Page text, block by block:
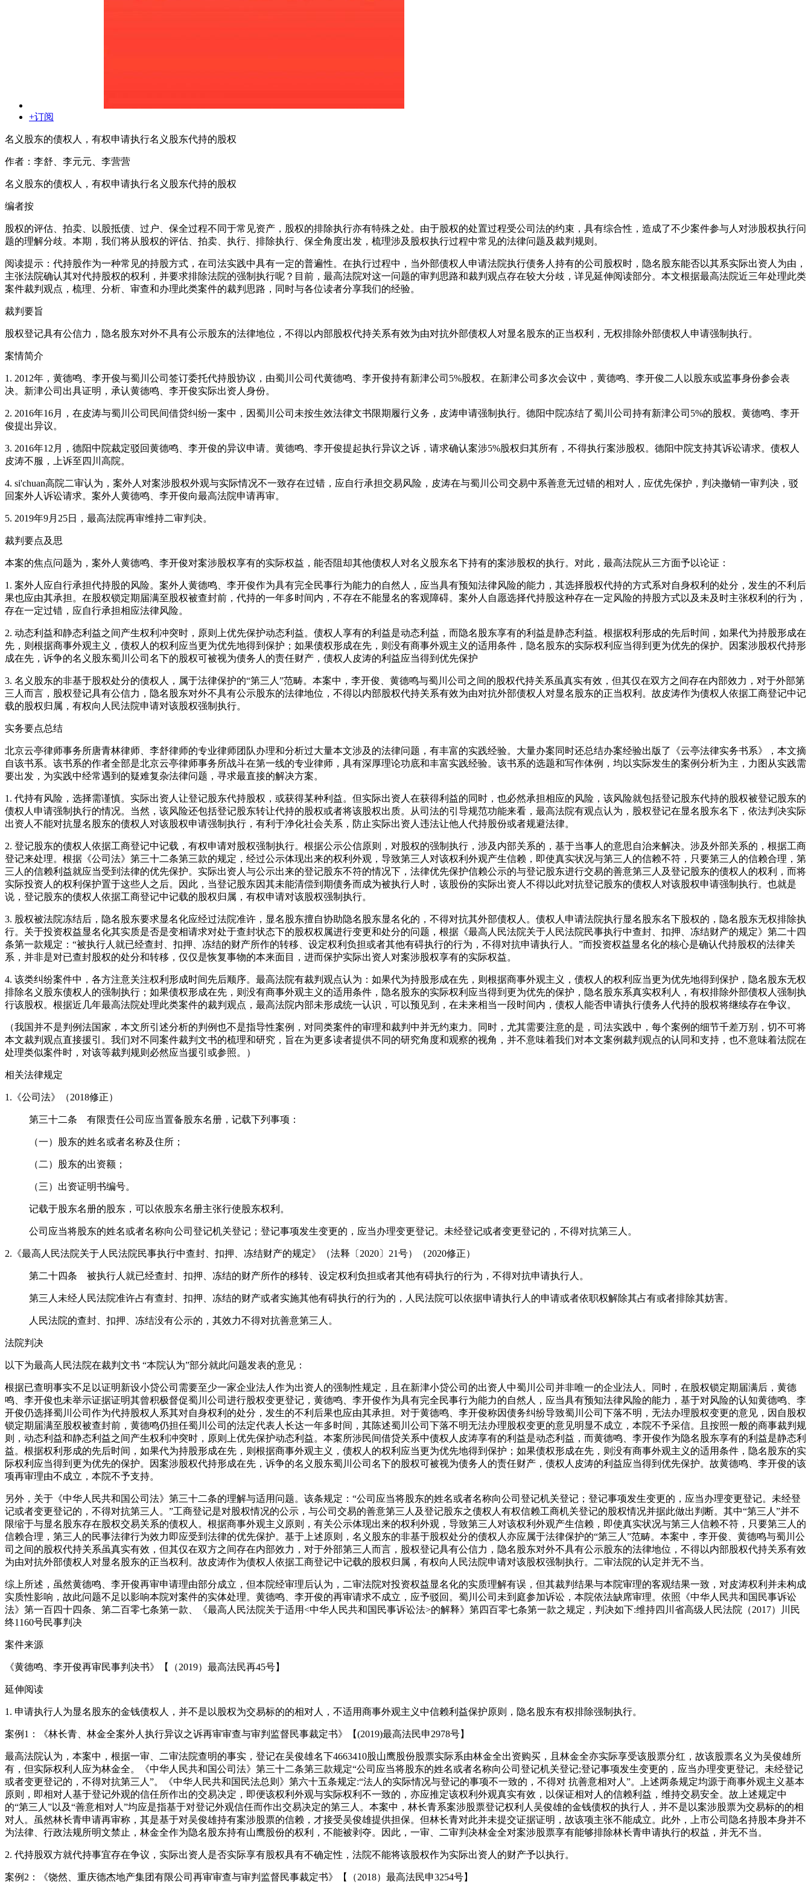
+订阅
名义股东的债权人，有权申请执行名义股东代持的股权
作者：李舒、李元元、李营营
名义股东的债权人，有权申请执行名义股东代持的股权
编者按
股权的评估、拍卖、以股抵债、过户、保全过程不同于常见资产，股权的排除执行亦有特殊之处。由于股权的处置过程受公司法的约束，具有综合性，造成了不少案件参与人对涉股权执行问
题的理解分歧。本期，我们将从股权的评估、拍卖、执行、排除执行、保全角度出发，梳理涉及股权执行过程中常见的法律问题及裁判规则。
阅读提示：代持股作为一种常见的持股方式，在司法实践中具有一定的普遍性。在执行过程中，当外部债权人申请法院执行债务人持有的公司股权时，隐名股东能否以其系实际出资人为由，
主张法院确认其对代持股权的权利，并要求排除法院的强制执行呢？目前，最高法院对这一问题的审判思路和裁判观点存在较大分歧，详见延伸阅读部分。本文根据最高法院近三年处理此类
案件裁判观点，梳理、分析、审查和办理此类案件的裁判思路，同时与各位读者分享我们的经验。
裁判要旨
股权登记具有公信力，隐名股东对外不具有公示股东的法律地位，不得以内部股权代持关系有效为由对抗外部债权人对显名股东的正当权利，无权排除外部债权人申请强制执行。
案情简介
1. 2012年，黄德鸣、李开俊与蜀川公司签订委托代持股协议，由蜀川公司代黄德鸣、李开俊持有新津公司5%股权。在新津公司多次会议中，黄德鸣、李开俊二人以股东或监事身份参会表
决。新津公司出具证明，承认黄德鸣、李开俊实际出资人身份。
2. 2016年16月，在皮涛与蜀川公司民间借贷纠纷一案中，因蜀川公司未按生效法律文书限期履行义务，皮涛申请强制执行。德阳中院冻结了蜀川公司持有新津公司5%的股权。黄德鸣、李开
俊提出异议。
3. 2016年12月，德阳中院裁定驳回黄德鸣、李开俊的异议申请。黄德鸣、李开俊提起执行异议之诉，请求确认案涉5%股权归其所有，不得执行案涉股权。德阳中院支持其诉讼请求。债权人
皮涛不服，上诉至四川高院。
4. si'chuan高院二审认为，案外人对案涉股权外观与实际情况不一致存在过错，应自行承担交易风险，皮涛在与蜀川公司交易中系善意无过错的相对人，应优先保护，判决撤销一审判决，驳
回案外人诉讼请求。案外人黄德鸣、李开俊向最高法院申请再审。
5. 2019年9月25日，最高法院再审维持二审判决。
裁判要点及思
本案的焦点问题为，案外人黄德鸣、李开俊对案涉股权享有的实际权益，能否阻却其他债权人对名义股东名下持有的案涉股权的执行。对此，最高法院从三方面予以论证：
1. 案外人应自行承担代持股的风险。案外人黄德鸣、李开俊作为具有完全民事行为能力的自然人，应当具有预知法律风险的能力，其选择股权代持的方式系对自身权利的处分，发生的不利后
果也应由其承担。在股权锁定期届满至股权被查封前，代持的一年多时间内，不存在不能显名的客观障碍。案外人自愿选择代持股这种存在一定风险的持股方式以及未及时主张权利的行为，
存在一定过错，应自行承担相应法律风险。
2. 动态利益和静态利益之间产生权利冲突时，原则上优先保护动态利益。债权人享有的利益是动态利益，而隐名股东享有的利益是静态利益。根据权利形成的先后时间，如果代为持股形成在
先，则根据商事外观主义，债权人的权利应当更为优先地得到保护；如果债权形成在先，则没有商事外观主义的适用条件，隐名股东的实际权利应当得到更为优先的保护。因案涉股权代持形
成在先，诉争的名义股东蜀川公司名下的股权可被视为债务人的责任财产，债权人皮涛的利益应当得到优先保护
3. 名义股东的非基于股权处分的债权人，属于法律保护的“第三人”范畴。本案中，李开俊、黄德鸣与蜀川公司之间的股权代持关系虽真实有效，但其仅在双方之间存在内部效力，对于外部第
三人而言，股权登记具有公信力，隐名股东对外不具有公示股东的法律地位，不得以内部股权代持关系有效为由对抗外部债权人对显名股东的正当权利。故皮涛作为债权人依据工商登记中记
载的股权归属，有权向人民法院申请对该股权强制执行。
实务要点总结
北京云亭律师事务所唐青林律师、李舒律师的专业律师团队办理和分析过大量本文涉及的法律问题，有丰富的实践经验。大量办案同时还总结办案经验出版了《云亭法律实务书系》，本文摘
自该书系。该书系的作者全部是北京云亭律师事务所战斗在第一线的专业律师，具有深厚理论功底和丰富实践经验。该书系的选题和写作体例，均以实际发生的案例分析为主，力图从实践需
要出发，为实践中经常遇到的疑难复杂法律问题，寻求最直接的解决方案。
1. 代持有风险，选择需谨慎。实际出资人让登记股东代持股权，或获得某种利益。但实际出资人在获得利益的同时，也必然承担相应的风险，该风险就包括登记股东代持的股权被登记股东的
债权人申请强制执行的情况。当然，该风险还包括登记股东转让代持的股权或者将该股权出质。从司法的引导规范功能来看，最高法院有观点认为，股权登记在显名股东名下，依法判决实际
出资人不能对抗显名股东的债权人对该股权申请强制执行，有利于净化社会关系，防止实际出资人违法让他人代持股份或者规避法律。
2. 登记股东的债权人依据工商登记中记载，有权申请对股权强制执行。根据公示公信原则，对股权的强制执行，涉及内部关系的，基于当事人的意思自治来解决。涉及外部关系的，根据工商
登记来处理。根据《公司法》第三十二条第三款的规定，经过公示体现出来的权利外观，导致第三人对该权利外观产生信赖，即使真实状况与第三人的信赖不符，只要第三人的信赖合理，第
三人的信赖利益就应当受到法律的优先保护。实际出资人与公示出来的登记股东不符的情况下，法律优先保护信赖公示的与登记股东进行交易的善意第三人及登记股东的债权人的权利，而将
实际投资人的权利保护置于这些人之后。因此，当登记股东因其未能清偿到期债务而成为被执行人时，该股份的实际出资人不得以此对抗登记股东的债权人对该股权申请强制执行。也就是
说，登记股东的债权人依据工商登记中记载的股权归属，有权申请对该股权强制执行。
3. 股权被法院冻结后，隐名股东要求显名化应经过法院准许，显名股东擅自协助隐名股东显名化的，不得对抗其外部债权人。债权人申请法院执行显名股东名下股权的，隐名股东无权排除执
行。关于投资权益显名化其实质是否是变相请求对处于查封状态下的股权权属进行变更和处分的问题，根据《最高人民法院关于人民法院民事执行中查封、扣押、冻结财产的规定》第二十四
条第一款规定：“被执行人就已经查封、扣押、冻结的财产所作的转移、设定权利负担或者其他有碍执行的行为，不得对抗申请执行人。”而投资权益显名化的核心是确认代持股权的法律关
系，并非是对已查封股权的处分和转移，仅仅是恢复事物的本来面目，进而保护实际出资人对案涉股权享有的实际权益。
4. 该类纠纷案件中，各方注意关注权利形成时间先后顺序。最高法院有裁判观点认为：如果代为持股形成在先，则根据商事外观主义，债权人的权利应当更为优先地得到保护，隐名股东无权
排除名义股东债权人的强制执行；如果债权形成在先，则没有商事外观主义的适用条件，隐名股东的实际权利应当得到更为优先的保护，隐名股东系真实权利人，有权排除外部债权人强制执
行该股权。根据近几年最高法院处理此类案件的裁判观点，最高法院内部未形成统一认识，可以预见到，在未来相当一段时间内，债权人能否申请执行债务人代持的股权将继续存在争议。
（我国并不是判例法国家，本文所引述分析的判例也不是指导性案例，对同类案件的审理和裁判中并无约束力。同时，尤其需要注意的是，司法实践中，每个案例的细节千差万别，切不可将
本文裁判观点直接援引。我们对不同案件裁判文书的梳理和研究，旨在为更多读者提供不同的研究角度和观察的视角，并不意味着我们对本文案例裁判观点的认同和支持，也不意味着法院在
处理类似案件时，对该等裁判规则必然应当援引或参照。）
相关法律规定
1.《公司法》（2018修正）
第三十二条 有限责任公司应当置备股东名册，记载下列事项：
（一）股东的姓名或者名称及住所；
（二）股东的出资额；
（三）出资证明书编号。
记载于股东名册的股东，可以依股东名册主张行使股东权利。
公司应当将股东的姓名或者名称向公司登记机关登记；登记事项发生变更的，应当办理变更登记。未经登记或者变更登记的，不得对抗第三人。
2.《最高人民法院关于人民法院民事执行中查封、扣押、冻结财产的规定》（法释〔2020〕21号）（2020修正）
第二十四条 被执行人就已经查封、扣押、冻结的财产所作的移转、设定权利负担或者其他有碍执行的行为，不得对抗申请执行人。
第三人未经人民法院准许占有查封、扣押、冻结的财产或者实施其他有碍执行的行为的，人民法院可以依据申请执行人的申请或者依职权解除其占有或者排除其妨害。
人民法院的查封、扣押、冻结没有公示的，其效力不得对抗善意第三人。
法院判决
以下为最高人民法院在裁判文书 “本院认为”部分就此问题发表的意见：
根据已查明事实不足以证明新设小贷公司需要至少一家企业法人作为出资人的强制性规定，且在新津小贷公司的出资人中蜀川公司并非唯一的企业法人。同时，在股权锁定期届满后，黄德
鸣、李开俊也未举示证据证明其曾积极督促蜀川公司进行股权变更登记，黄德鸣、李开俊作为具有完全民事行为能力的自然人，应当具有预知法律风险的能力，基于对风险的认知黄德鸣、李
开俊仍选择蜀川公司作为代持股权人系其对自身权利的处分，发生的不利后果也应由其承担。对于黄德鸣、李开俊称因债务纠纷导致蜀川公司下落不明，无法办理股权变更的意见，因自股权
锁定期届满至股权被查封前，黄德鸣仍担任蜀川公司的法定代表人长达一年多时间，其陈述蜀川公司下落不明无法办理股权变更的意见明显不成立，本院不予采信。且按照一般的商事裁判规
则，动态利益和静态利益之间产生权利冲突时，原则上优先保护动态利益。本案所涉民间借贷关系中债权人皮涛享有的利益是动态利益，而黄德鸣、李开俊作为隐名股东享有的利益是静态利
益。根据权利形成的先后时间，如果代为持股形成在先，则根据商事外观主义，债权人的权利应当更为优先地得到保护；如果债权形成在先，则没有商事外观主义的适用条件，隐名股东的实
际权利应当得到更为优先的保护。因案涉股权代持形成在先，诉争的名义股东蜀川公司名下的股权可被视为债务人的责任财产，债权人皮涛的利益应当得到优先保护。故黄德鸣、李开俊的该
项再审理由不成立，本院不予支持。
另外，关于《中华人民共和国公司法》第三十二条的理解与适用问题。该条规定：“公司应当将股东的姓名或者名称向公司登记机关登记；登记事项发生变更的，应当办理变更登记。未经登
记或者变更登记的，不得对抗第三人。”工商登记是对股权情况的公示，与公司交易的善意第三人及登记股东之债权人有权信赖工商机关登记的股权情况并据此做出判断。其中“第三人”并不
限缩于与显名股东存在股权交易关系的债权人。根据商事外观主义原则，有关公示体现出来的权利外观，导致第三人对该权利外观产生信赖，即使真实状况与第三人信赖不符，只要第三人的
信赖合理，第三人的民事法律行为效力即应受到法律的优先保护。基于上述原则，名义股东的非基于股权处分的债权人亦应属于法律保护的“第三人”范畴。本案中，李开俊、黄德鸣与蜀川公
司之间的股权代持关系虽真实有效，但其仅在双方之间存在内部效力，对于外部第三人而言，股权登记具有公信力，隐名股东对外不具有公示股东的法律地位，不得以内部股权代持关系有效
为由对抗外部债权人对显名股东的正当权利。故皮涛作为债权人依据工商登记中记载的股权归属，有权向人民法院申请对该股权强制执行。二审法院的认定并无不当。
综上所述，虽然黄德鸣、李开俊再审申请理由部分成立，但本院经审理后认为，二审法院对投资权益显名化的实质理解有误，但其裁判结果与本院审理的客观结果一致，对皮涛权利并未构成
实质性影响，故此问题不足以影响本院对案件的实体处理。黄德鸣、李开俊的再审请求不成立，应予驳回。蜀川公司未到庭参加诉讼，本院依法缺席审理。依照《中华人民共和国民事诉讼
法》第一百四十四条、第二百零七条第一款、《最高人民法院关于适用<中华人民共和国民事诉讼法>的解释》第四百零七条第一款之规定，判决如下:维持四川省高级人民法院（2017）川民
终1160号民事判决
案件来源
《黄德鸣、李开俊再审民事判决书》【（2019）最高法民再45号】
延伸阅读
1. 申请执行人为显名股东的金钱债权人，并不是以股权为交易标的的相对人，不适用商事外观主义中信赖利益保护原则，隐名股东有权排除强制执行。
案例1：《林长青、林金全案外人执行异议之诉再审审查与审判监督民事裁定书》【(2019)最高法民申2978号】
最高法院认为，本案中，根据一审、二审法院查明的事实，登记在吴俊雄名下4663410股山鹰股份股票实际系由林金全出资购买，且林金全亦实际享受该股票分红，故该股票名义为吴俊雄所
有，但实际权利人应为林金全。《中华人民共和国公司法》第三十二条第三款规定“公司应当将股东的姓名或者名称向公司登记机关登记;登记事项发生变更的，应当办理变更登记。未经登记
或者变更登记的，不得对抗第三人”。《中华人民共和国民法总则》第六十五条规定:“法人的实际情况与登记的事项不一致的，不得对 抗善意相对人”。上述两条规定均源于商事外观主义基本
原则，即相对人基于登记外观的信任所作出的交易决定，即便该权利外观与实际权利不一致的，亦应推定该权利外观真实有效，以保证相对人的信赖利益，维持交易安全。故上述规定中
的“第三人”以及“善意相对人”均应是指基于对登记外观信任而作出交易决定的第三人。本案中，林长青系案涉股票登记权利人吴俊雄的金钱债权的执行人，并不是以案涉股票为交易标的的相
对人。虽然林长青申请再审称，其是基于对吴俊雄持有案涉股票的信赖，才接受吴俊雄提供担保。但林长青对此并未提交证据证明，故该项主张不能成立。此外，上市公司隐名持股本身并不
为法律、行政法规所明文禁止，林金全作为隐名股东持有山鹰股份的权利，不能被剥夺。因此，一审、二审判决林金全对案涉股票享有能够排除林长青申请执行的权益，并无不当。
2. 代持股双方就代持事宜存在争议，实际出资人是否实际享有股权具有不确定性，法院不能将该股权作为实际出资人的财产予以执行。
案例2：《饶然、重庆德杰地产集团有限公司再审审查与审判监督民事裁定书》【（2018）最高法民申3254号】